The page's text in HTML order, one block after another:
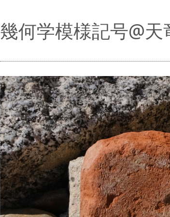
幾何学模様記号@